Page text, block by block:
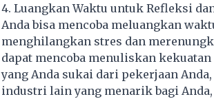
4. Luangkan Waktu untuk Refleksi
Anda bisa mencoba meluangkan
menghilangkan stres dan
dapat mencoba menuliskan
yang Anda sukai dari pekerjaan
industri lain yang menarik bagi Anda,